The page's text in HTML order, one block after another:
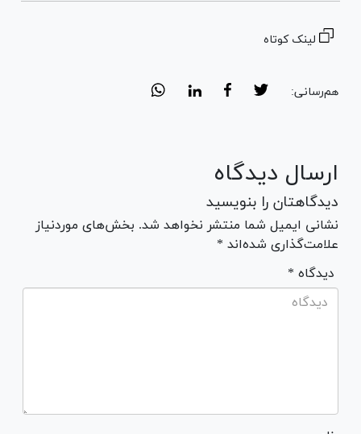
لینک کوتاه
هم‌رسانی:
ارسال دیدگاه
دیدگاهتان را بنویسید
نشانی ایمیل شما منتشر نخواهد شد. بخش‌های موردنیاز
علامت‌گذاری شده‌اند *
* دیدگاه